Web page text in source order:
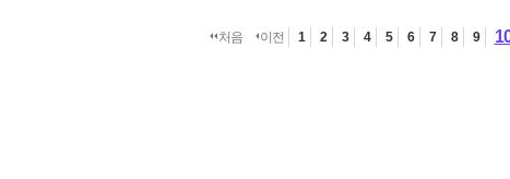
처음 이전 1 2 3 4 5 6 7 8 9